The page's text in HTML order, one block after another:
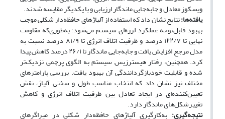
ویسکوز معادل و جابه‌جایی ماندگار ارزیابی و با یکدیگر مقایسه شدند.
یافته‌ها:نتایج نشان داد که استفاده از آلیاژهای حافظه‌دار شکلی موجب
بهبود قابل‌توجه عملکرد لرزه‌ای سیستم می‌شود؛ به‌طوری‌که مقاومت
نهایی تا ۱۲۲/۷ درصد و ظرفیت اتلاف انرژی تا ۸۱/۹ درصد نسبت به
مدل مرجع افزایش یافت و جابه‌جایی ماندگار تا ۲۶/۱ درصد کاهش پیدا
کرد. همچنین، رفتار هیسترزیس سیستم به الگوی پرچمی نزدیک‌تر
شده و قابلیت خودبازگردانندگی آن بهبود یافت. بررسی پارامترهای
مختلف نیز نشان داد که انتخاب مناسب طول و سختی آلیاژ، نقش
تعیین‌کننده‌ای در ایجاد تعادل بین ظرفیت اتلاف انرژی و کاهش
تغییرشکل‌های ماندگار دارد.
نتیجه‌گیری: به‌کارگیری آلیاژهای حافظه‌دار شکلی در میراگرهای